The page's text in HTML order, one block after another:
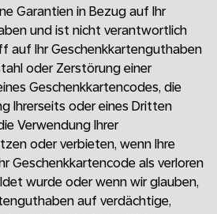
Garantien in Bezug auf Ihr
und ist nicht verantwortlich
auf Ihr Geschenkkartenguthaben
oder Zerstörung einer
Geschenkkartencodes, die
Ihrerseits oder eines Dritten
Verwendung Ihrer
oder verbieten, wenn Ihre
Geschenkkartencode als verloren
wurde oder wenn wir glauben,
auf verdächtige,